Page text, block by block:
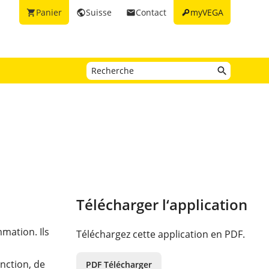
keymyVEGA
emailContact
publicSuisse
shopping_cartPanier
Ils
de
Télécharger l‘application
Téléchargez cette application en PDF.
PDF Télécharger